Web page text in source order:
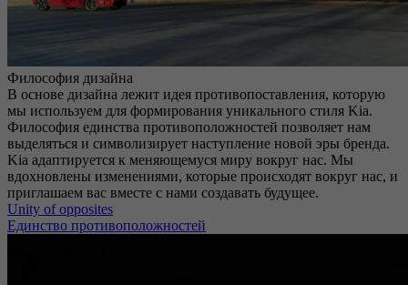
Философия дизайна
В основе дизайна лежит идея противопоставления, которую
мы используем для формирования уникального стиля Kia.
Философия единства противоположностей позволяет нам
выделяться и символизирует наступление новой эры бренда.
Kia адаптируется к меняющемуся миру вокруг нас. Мы
вдохновлены изменениями, которые происходят вокруг нас, и
приглашаем вас вместе с нами создавать будущее.
Unity of opposites
Единство противоположностей